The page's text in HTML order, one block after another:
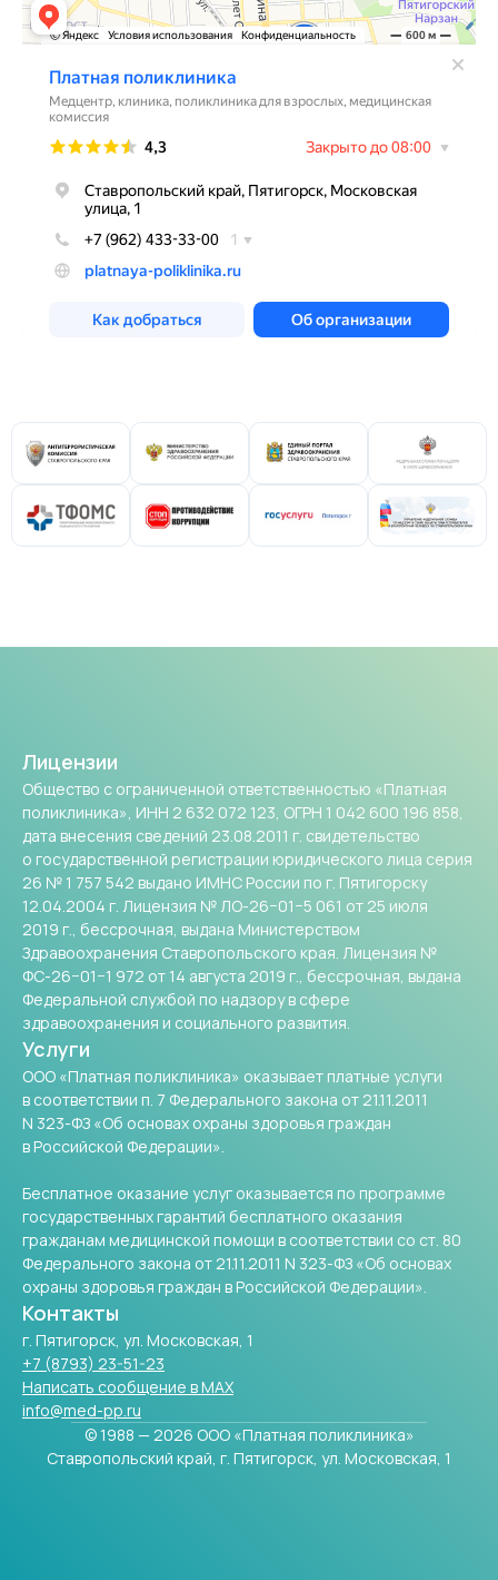
Лицензии
Общество с ограниченной ответственностью «Платная
поликлиника», ИНН 2 632 072 123, ОГРН 1 042 600 196 858,
дата внесения сведений 23.08.2011 г. свидетельство
о государственной регистрации юридического лица серия
26 № 1 757 542 выдано ИМНС России по г. Пятигорску
12.04.2004 г. Лицензия № ЛО-26−01−5 061 от 25 июля
2019 г., бессрочная, выдана Министерством
Здравоохранения Ставропольского края. Лицензия №
ФС-26−01−1 972 от 14 августа 2019 г., бессрочная, выдана
Федеральной службой по надзору в сфере
здравоохранения и социального развития.
Услуги
ООО «Платная поликлиника» оказывает платные услуги
в соответствии п. 7 Федерального закона от 21.11.2011
N 323-ФЗ «Об основах охраны здоровья граждан
в Российской Федерации».
Бесплатное оказание услуг оказывается по программе
государственных гарантий бесплатного оказания
гражданам медицинской помощи в соответствии со ст. 80
Федерального закона от 21.11.2011 N 323-ФЗ «Об основах
охраны здоровья граждан в Российской Федерации».
Контакты
г. Пятигорск, ул. Московская, 1
+7 (8793) 23-51-23
Написать сообщение в МАХ
info@med-pp.ru
© 1988 — 2026 ООО «Платная поликлиника»
Ставропольский край, г. Пятигорск, ул. Московская, 1